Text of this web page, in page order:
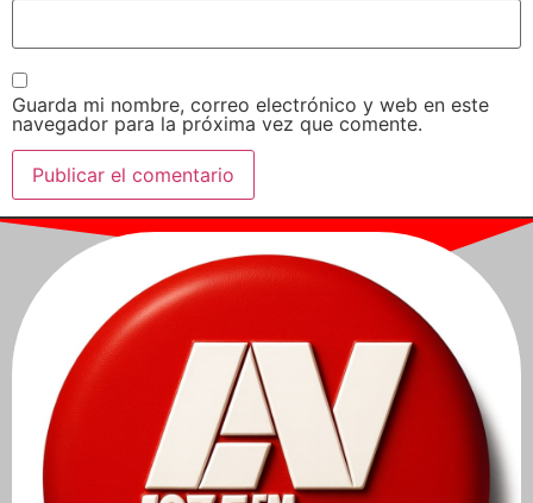
Guarda mi nombre, correo electrónico y web en este
navegador para la próxima vez que comente.